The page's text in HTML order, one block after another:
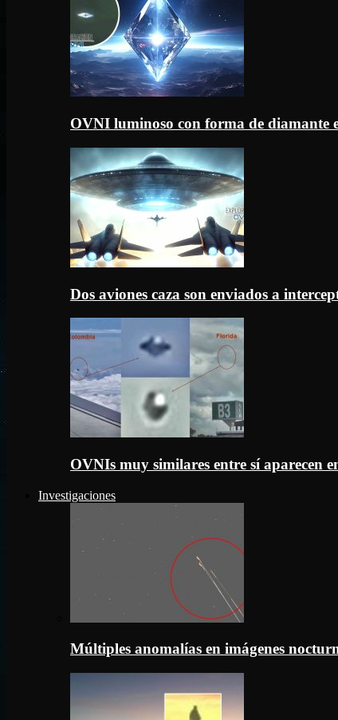
OVNI luminoso con forma de diamante
Dos aviones caza son enviados a
OVNIs muy similares entre sí aparecen
Investigaciones
Múltiples anomalías en imágenes